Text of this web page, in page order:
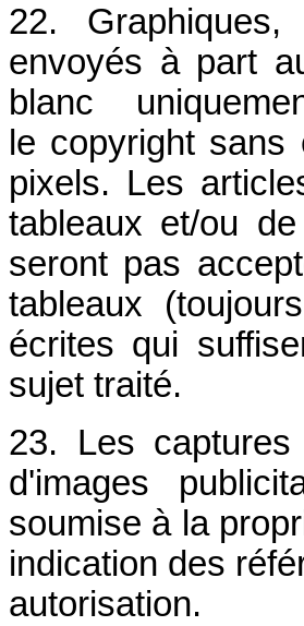
22.
envoyés à part
blanc
le copyright sans
pixels. Les
tableaux et/ou
seront pas
tableaux
écrites qui
sujet traité.
23. Les
d'images
soumise à la
indication des
autorisation.